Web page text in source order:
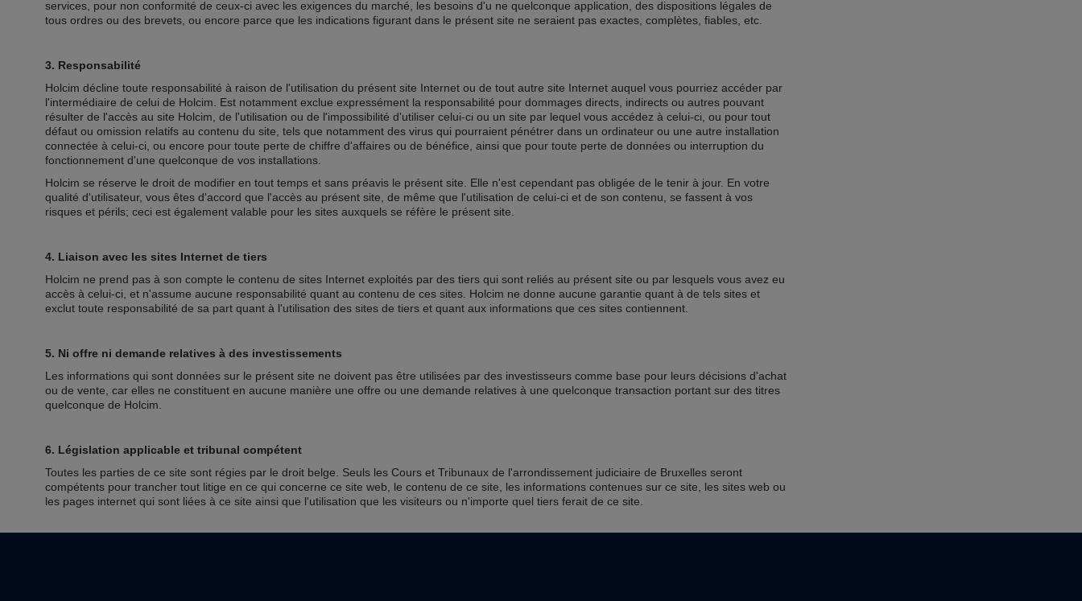
services, pour non conformité de ceux-ci avec les exigences du marché, les besoins d'u ne quelconque application, des dispositions légales de
tous ordres ou des brevets, ou encore parce que les indications figurant dans le présent site ne seraient pas exactes, complètes, fiables, etc.
3. Responsabilité
Holcim décline toute responsabilité à raison de l'utilisation du présent site Internet ou de tout autre site Internet auquel vous pourriez accéder par
l'intermédiaire de celui de Holcim. Est notamment exclue expressément la responsabilité pour dommages directs, indirects ou autres pouvant
résulter de l'accès au site Holcim, de l'utilisation ou de l'impossibilité d'utiliser celui-ci ou un site par lequel vous accédez à celui-ci, ou pour tout
défaut ou omission relatifs au contenu du site, tels que notamment des virus qui pourraient pénétrer dans un ordinateur ou une autre installation
connectée à celui-ci, ou encore pour toute perte de chiffre d'affaires ou de bénéfice, ainsi que pour toute perte de données ou interruption du
fonctionnement d'une quelconque de vos installations.
Holcim se réserve le droit de modifier en tout temps et sans préavis le présent site. Elle n'est cependant pas obligée de le tenir à jour. En votre
qualité d'utilisateur, vous êtes d'accord que l'accès au présent site, de même que l'utilisation de celui-ci et de son contenu, se fassent à vos
risques et périls; ceci est également valable pour les sites auxquels se réfère le présent site.
4. Liaison avec les sites Internet de tiers
Holcim ne prend pas à son compte le contenu de sites Internet exploités par des tiers qui sont reliés au présent site ou par lesquels vous avez eu
accès à celui-ci, et n'assume aucune responsabilité quant au contenu de ces sites. Holcim ne donne aucune garantie quant à de tels sites et
exclut toute responsabilité de sa part quant à l'utilisation des sites de tiers et quant aux informations que ces sites contiennent.
5. Ni offre ni demande relatives à des investissements
Les informations qui sont données sur le présent site ne doivent pas être utilisées par des investisseurs comme base pour leurs décisions d'achat
ou de vente, car elles ne constituent en aucune manière une offre ou une demande relatives à une quelconque transaction portant sur des titres
quelconque de Holcim.
6. Législation applicable et tribunal compétent
Toutes les parties de ce site sont régies par le droit belge. Seuls les Cours et Tribunaux de l'arrondissement judiciaire de Bruxelles seront
compétents pour trancher tout litige en ce qui concerne ce site web, le contenu de ce site, les informations contenues sur ce site, les sites web ou
les pages internet qui sont liées à ce site ainsi que l'utilisation que les visiteurs ou n'importe quel tiers ferait de ce site.